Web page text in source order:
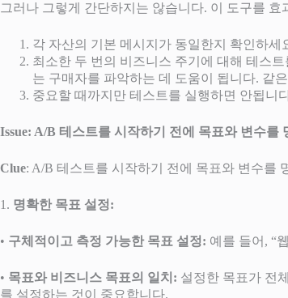
그러나 그렇게 간단하지는 않습니다. 이 도구를
각 자산의 기본 메시지가 동일한지 확인하
최소한 두 번의 비즈니스 주기에 대해 테스
는 구매자를 파악하는 데 도움이 됩니다. 같
중요할 때까지만 테스트를 실행하면 안됩니
Issue: A/B 테스트를 시작하기 전에 목표와 변수를
Clue: A/B 테스트를 시작하기 전에 목표와 변수를
1. 명확한 목표 설정:
• 구체적이고 측정 가능한 목표 설정: 예를 들어, “
• 목표와 비즈니스 목표의 일치: 설정한 목표가 전
를 설정하는 것이 중요합니다.